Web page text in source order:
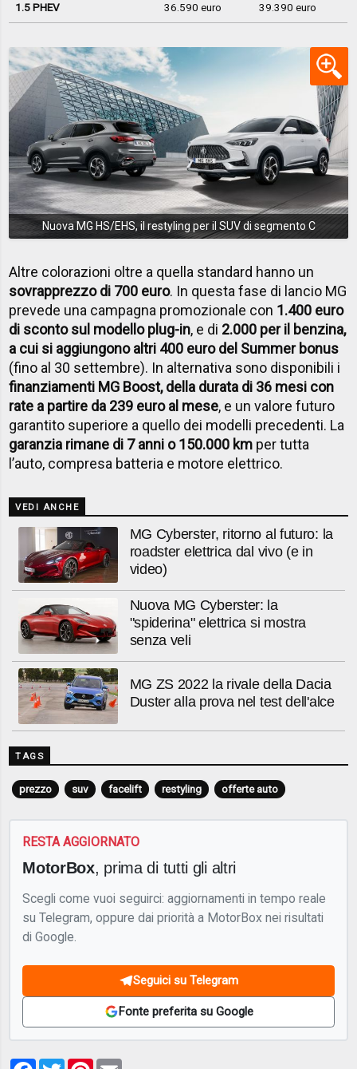
1.5 PHEV 36.590 euro 39.390 euro
Nuova MG HS/EHS, il restyling per il SUV di segmento C
Altre colorazioni oltre a quella standard hanno un
sovrapprezzo di 700 euro. In questa fase di lancio MG
prevede una campagna promozionale con 1.400 euro
di sconto sul modello plug-in, e di 2.000 per il benzina,
a cui si aggiungono altri 400 euro del Summer bonus
(fino al 30 settembre). In alternativa sono disponibili i
finanziamenti MG Boost, della durata di 36 mesi con
rate a partire da 239 euro al mese, e un valore futuro
garantito superiore a quello dei modelli precedenti. La
garanzia rimane di 7 anni o 150.000 km per tutta
l’auto, compresa batteria e motore elettrico.
VEDI ANCHE
MG Cyberster, ritorno al futuro: la
roadster elettrica dal vivo (e in
video)
Nuova MG Cyberster: la
"spiderina" elettrica si mostra
senza veli
MG ZS 2022 la rivale della Dacia
Duster alla prova nel test dell'alce
TAGS
prezzo suv facelift restyling offerte auto
RESTA AGGIORNATO
MotorBox, prima di tutti gli altri
Scegli come vuoi seguirci: aggiornamenti in tempo reale
su Telegram, oppure dai priorità a MotorBox nei risultati
di Google.
Seguici su Telegram
Fonte preferita su Google
Facebook
TwitterPinterest